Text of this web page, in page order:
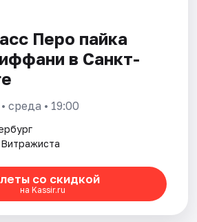
Перо пайка
в Санкт-
• среда • 19:00
со скидкой
на Kassir.ru